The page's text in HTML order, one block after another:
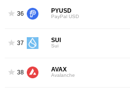
36 PYUSD
PayPal USD
37 SUI
Sui
38 AVAX
Avalanche